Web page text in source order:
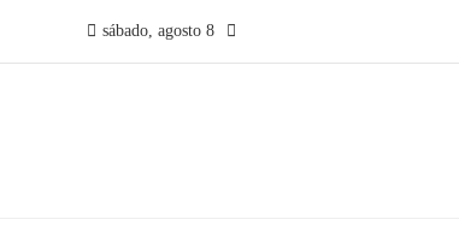
sábado, agosto 8